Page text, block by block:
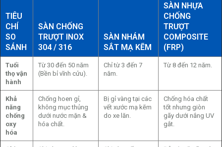
TIÊU
CHÍ
SO
SÁNH
SÀN CHỐNG
TRƯỢT INOX
304 / 316
SÀN NHÁM
SẮT MẠ KẼM
SÀN NHỰA
CHỐNG
TRƯỢT
COMPOSITE
(FRP)
Tuổi
thọ vận
hành
Từ 30 đến 50 năm
(Bền bỉ vĩnh cửu).
Chỉ từ 3 đến 7
năm.
Từ 8 đến 12 năm.
Khả
năng
chống
oxy
hóa
Chống hoen gỉ,
không mục thủng
dưới nước mặn &
hóa chất.
Bị gỉ vàng tại các
vết xước mạ kẽm
do xe lăn.
Chống hóa chất
tốt nhưng giòn
gãy dưới nắng UV
gắt.